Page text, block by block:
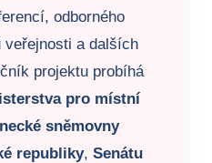
odborného
veřejnosti a dalších
projektu probíhá
pro místní
sněmovny
republiky, Senátu